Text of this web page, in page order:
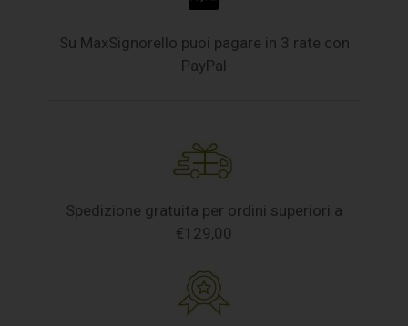
Su MaxSignorello puoi pagare in 3 rate con
PayPal
Spedizione gratuita per ordini superiori a
€129,00